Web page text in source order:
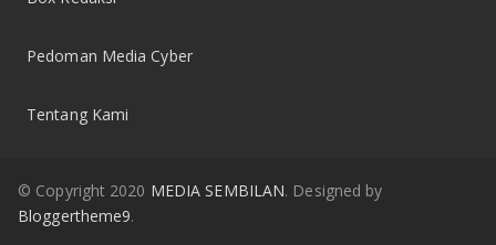
Pedoman Media Cyber
Tentang Kami
© Copyright 2020 MEDIA SEMBILAN. Designed by
Bloggertheme9.